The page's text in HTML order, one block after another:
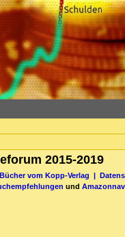
2015-2019
Bücher vom Kopp-Verlag |
und